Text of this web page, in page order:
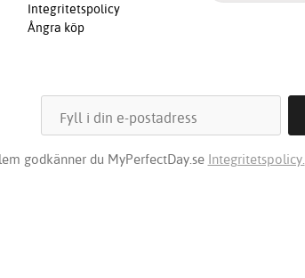
Integritetspolicy
Ångra köp
godkänner du MyPerfectDay.se Integritetspolicy.